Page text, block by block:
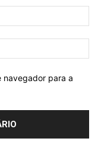
navegador para a